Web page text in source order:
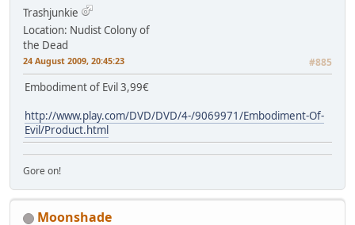
Trashjunkie
Location: Nudist Colony of
the Dead
24 August 2009, 20:45:23 #885
Embodiment of Evil 3,99€
http://www.play.com/DVD/DVD/4-/9069971/Embodiment-Of-
Evil/Product.html
Gore on!
Moonshade